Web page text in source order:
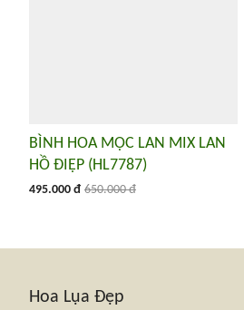
BÌNH HOA MỘC LAN MIX LAN
HỒ ĐIỆP (HL7787)
495.000 đ 650.000 đ
Hoa Lụa Đẹp